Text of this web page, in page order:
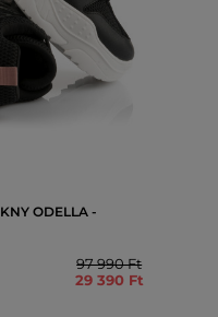
ODELLA -
97 990 Ft
29 390 Ft